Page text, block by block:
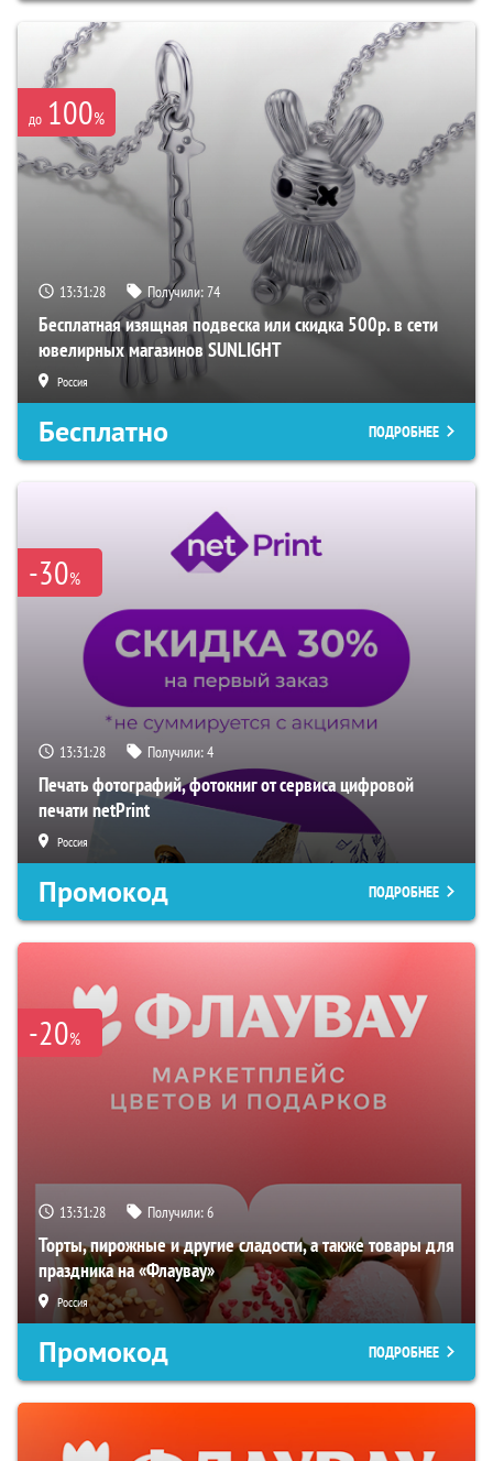
до 100%
13:31:28 Получили:74
Бесплатная изящная подвеска или скидка 500р. в сети
ювелирных магазинов SUNLIGHT
Россия
Бесплатно ПОДРОБНЕЕ
-30%
13:31:28 Получили:4
Печать фотографий, фотокниг от сервиса цифровой
печати netPrint
Россия
Промокод ПОДРОБНЕЕ
-20%
13:31:28 Получили:6
Торты, пирожные и другие сладости, а также товары для
праздника на «Флаувау»
Россия
Промокод ПОДРОБНЕЕ